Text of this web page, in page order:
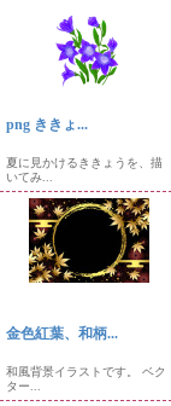
png ききょ...
夏に見かけるききょうを、描
いてみ...
金色紅葉、和柄...
和風背景イラストです。 ベク
ター...